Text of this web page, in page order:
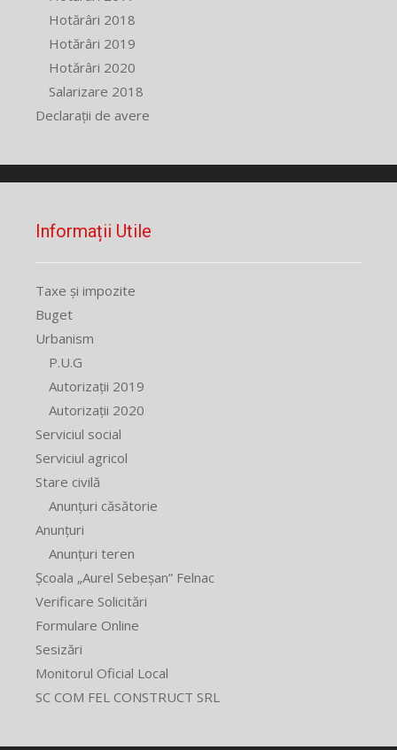
Hotărâri 2018
Hotărâri 2019
Hotărâri 2020
Salarizare 2018
Declarații de avere
Informații Utile
Taxe și impozite
Buget
Urbanism
P.U.G
Autorizații 2019
Autorizații 2020
Serviciul social
Serviciul agricol
Stare civilă
Anunțuri căsătorie
Anunțuri
Anunțuri teren
Școala „Aurel Sebeșan” Felnac
Verificare Solicitări
Formulare Online
Sesizări
Monitorul Oficial Local
SC COM FEL CONSTRUCT SRL